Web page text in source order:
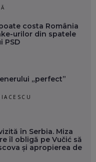
costa România
urilor din spatele
PSD
„perfect”
în Serbia. Miza
îl obligă pe Vučić să
și apropierea de